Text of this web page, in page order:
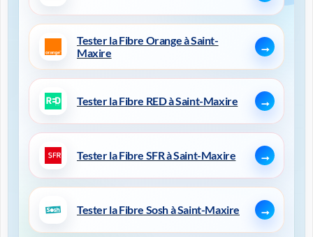
Tester la Fibre Orange à Saint-
Maxire
Tester la Fibre RED à Saint-Maxire
Tester la Fibre SFR à Saint-Maxire
Tester la Fibre Sosh à Saint-Maxire